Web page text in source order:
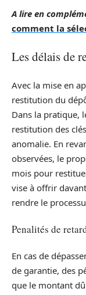
A lire en
comment la
Les délais de
Avec la mise en
restitution du
Dans la pratique,
restitution des
anomalie. En
observées, le
mois pour
vise à offrir
rendre le
Penalités de
En cas de
de garantie, des
que le montant